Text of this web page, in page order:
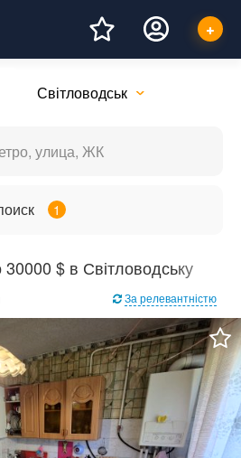
Світловодськ
1
$ в Світловодську
За релевантністю